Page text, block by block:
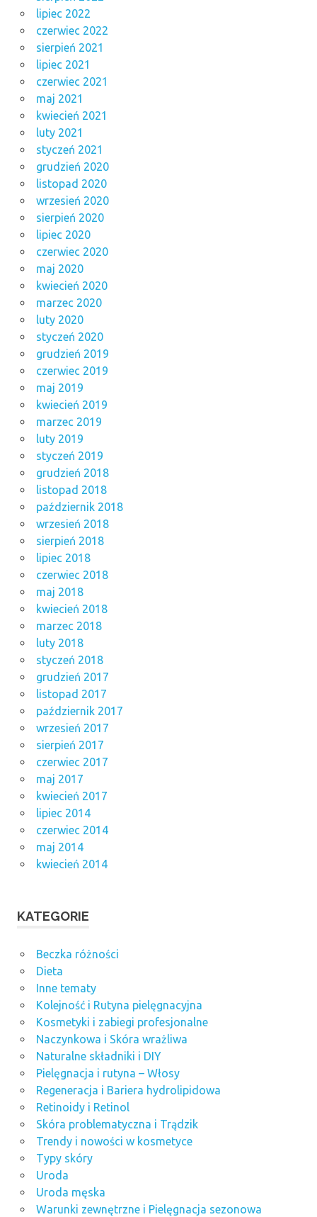
lipiec 2022
czerwiec 2022
sierpień 2021
lipiec 2021
czerwiec 2021
maj 2021
kwiecień 2021
luty 2021
styczeń 2021
grudzień 2020
listopad 2020
wrzesień 2020
sierpień 2020
lipiec 2020
czerwiec 2020
maj 2020
kwiecień 2020
marzec 2020
luty 2020
styczeń 2020
grudzień 2019
czerwiec 2019
maj 2019
kwiecień 2019
marzec 2019
luty 2019
styczeń 2019
grudzień 2018
listopad 2018
październik 2018
wrzesień 2018
sierpień 2018
lipiec 2018
czerwiec 2018
maj 2018
kwiecień 2018
marzec 2018
luty 2018
styczeń 2018
grudzień 2017
listopad 2017
październik 2017
wrzesień 2017
sierpień 2017
czerwiec 2017
maj 2017
kwiecień 2017
lipiec 2014
czerwiec 2014
maj 2014
kwiecień 2014
KATEGORIE
Beczka różności
Dieta
Inne tematy
Kolejność i Rutyna pielęgnacyjna
Kosmetyki i zabiegi profesjonalne
Naczynkowa i Skóra wrażliwa
Naturalne składniki i DIY
Pielęgnacja i rutyna – Włosy
Regeneracja i Bariera hydrolipidowa
Retinoidy i Retinol
Skóra problematyczna i Trądzik
Trendy i nowości w kosmetyce
Typy skóry
Uroda
Uroda męska
Warunki zewnętrzne i Pielęgnacja sezonowa